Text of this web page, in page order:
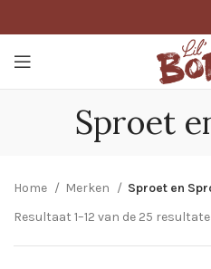
Sproet
Home Merken
Sproet en
Resultaat 1–12 van de 25